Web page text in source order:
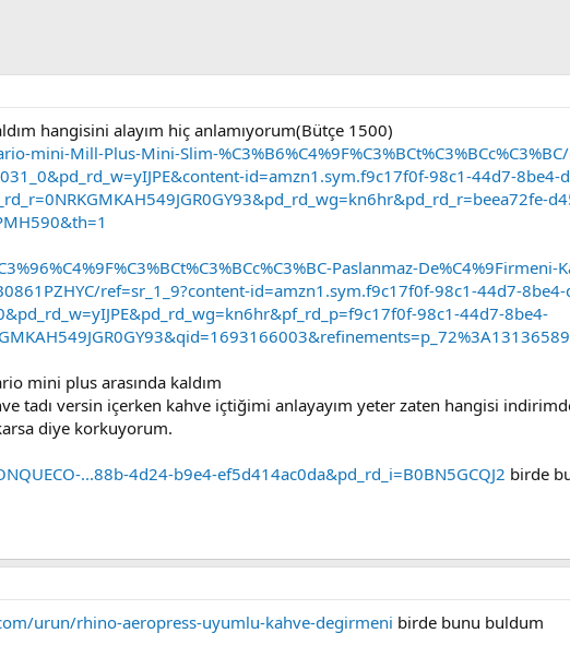
hangisini alayım hiç anlamıyorum(Bütçe 1500)
mini-Mill-Plus-Mini-Slim-
id=amzn1.sym.f9c17f0f-98c1-44d7-
Paslanmaz-De%C4%9Firmeni-
ref=sr_1_9?content-id=amzn1.sym.f9c17f0f-98c1-44d7-
98c1-44d7-8be4-
mini plus arasında kaldım
tadı versin içerken kahve içtiğimi anlayayım yeter zaten hangisi
diye korkuyorum.
...88b-4d24-b9e4-ef5d414ac0da&pd_rd_i=B0BN5GCQJ2 birde
urun/rhino-aeropress-uyumlu-kahve-degirmeni birde bunu buldum